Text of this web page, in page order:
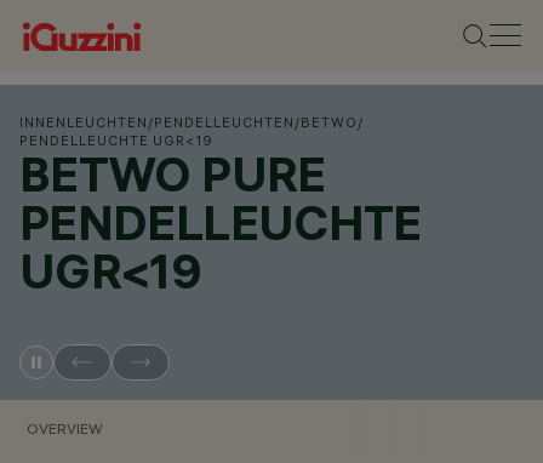
INNENLEUCHTEN /PENDELLEUCHTEN /BETWO /
PENDELLEUCHTE UGR<19
BETWO PURE
PENDELLEUCHTE
UGR<19
OVERVIEW